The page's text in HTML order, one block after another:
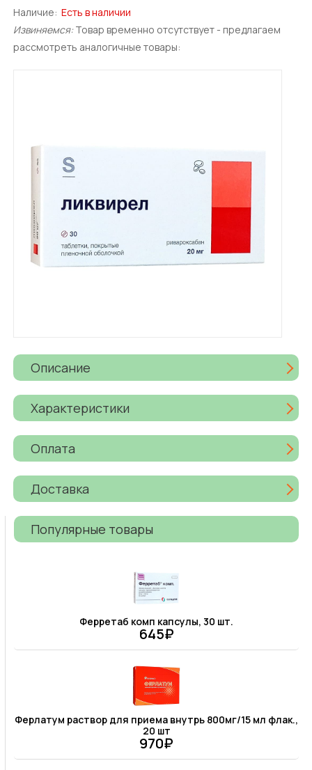
Наличие: Есть в наличии
Извиняемся: Товар временно отсутствует - предлагаем
рассмотреть аналогичные товары:
Описание
Характеристики
Оплата
Доставка
Популярные товары
Ферретаб комп капсулы, 30 шт.
645₽
Ферлатум раствор для приема внутрь 800мг/15 мл флак.,
20 шт
970₽